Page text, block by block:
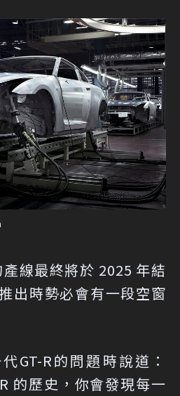
線最終將於 2025 年結
出時勢必會有一段空窗
GT-R的問題時說道：
的歷史，你會發現每一